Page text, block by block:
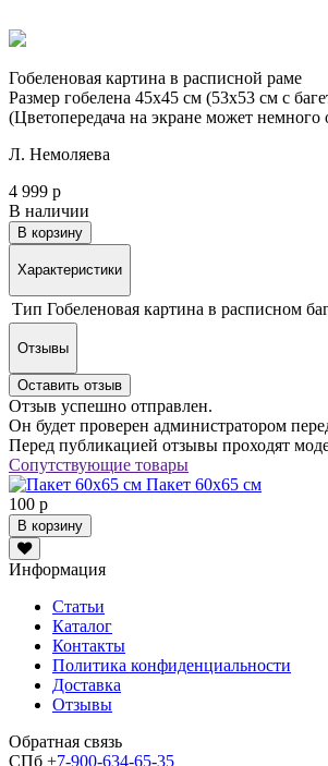
Гобеленовая картина в расписной раме
Размер гобелена 45х45 см (53х53 см с
(Цветопередача на экране может немного
Л. Немоляева
4 999 р
В наличии
В корзину
Характеристики
Тип Гобеленовая картина в расписном
Отзывы
Оставить отзыв
Отзыв успешно отправлен.
Он будет проверен администратором
Перед публикацией отзывы проходят
Сопутствующие товары
Пакет 60х65 см
100 р
В корзину
Информация
Статьи
Каталог
Контакты
Политика конфиденциальности
Доставка
Отзывы
Обратная связь
СПб +7-900-634-65-35